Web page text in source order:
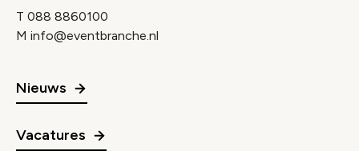
T 088 8860100
M info@eventbranche.nl
Nieuws
Vacatures